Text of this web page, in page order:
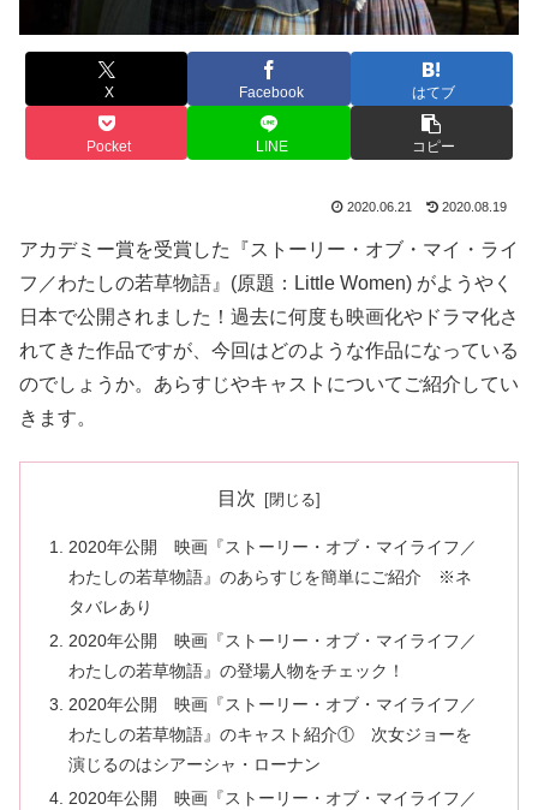
X Facebook はてブ
Pocket LINE コピー
2020.06.21 2020.08.19
アカデミー賞を受賞した『ストーリー・オブ・マイ・ライ
フ／わたしの若草物語』(原題：Little Women) がようやく
日本で公開されました！過去に何度も映画化やドラマ化さ
れてきた作品ですが、今回はどのような作品になっている
のでしょうか。あらすじやキャストについてご紹介してい
きます。
目次
2020年公開 映画『ストーリー・オブ・マイライフ／
わたしの若草物語』のあらすじを簡単にご紹介 ※ネ
タバレあり
2020年公開 映画『ストーリー・オブ・マイライフ／
わたしの若草物語』の登場人物をチェック！
2020年公開 映画『ストーリー・オブ・マイライフ／
わたしの若草物語』のキャスト紹介① 次女ジョーを
演じるのはシアーシャ・ローナン
2020年公開 映画『ストーリー・オブ・マイライフ／